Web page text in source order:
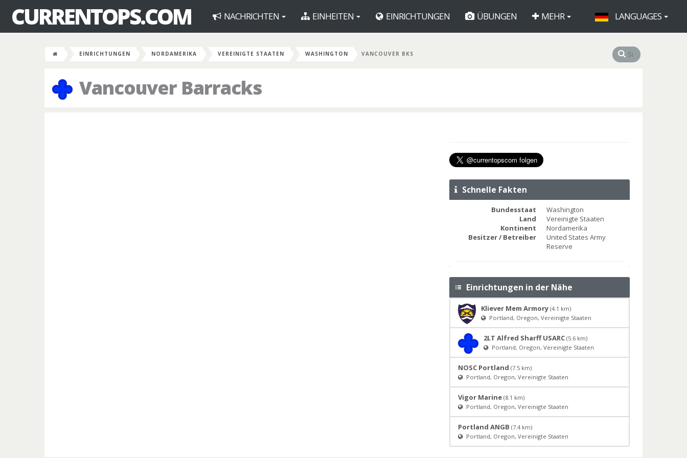
CURRENTOPS.COM NACHRICHTEN EINHEITEN EINRICHTUNGEN ÜBUNGEN MEHR LANGUAGES
EINRICHTUNGEN NORDAMERIKA VEREINIGTE STAATEN WASHINGTON VANCOUVER BKS
Vancouver Barracks
Schnelle Fakten
Bundesstaat
Washington
Land
Vereinigte Staaten
Kontinent
Nordamerika
Besitzer / Betreiber
United States Army
Reserve
Einrichtungen in der Nähe
Kliever Mem Armory (4.1 km)
Portland, Oregon, Vereinigte Staaten
2LT Alfred Sharff USARC (5.6 km)
Portland, Oregon, Vereinigte Staaten
NOSC Portland (7.5 km)
Portland, Oregon, Vereinigte Staaten
Vigor Marine (8.1 km)
Portland, Oregon, Vereinigte Staaten
Portland ANGB (7.4 km)
Portland, Oregon, Vereinigte Staaten